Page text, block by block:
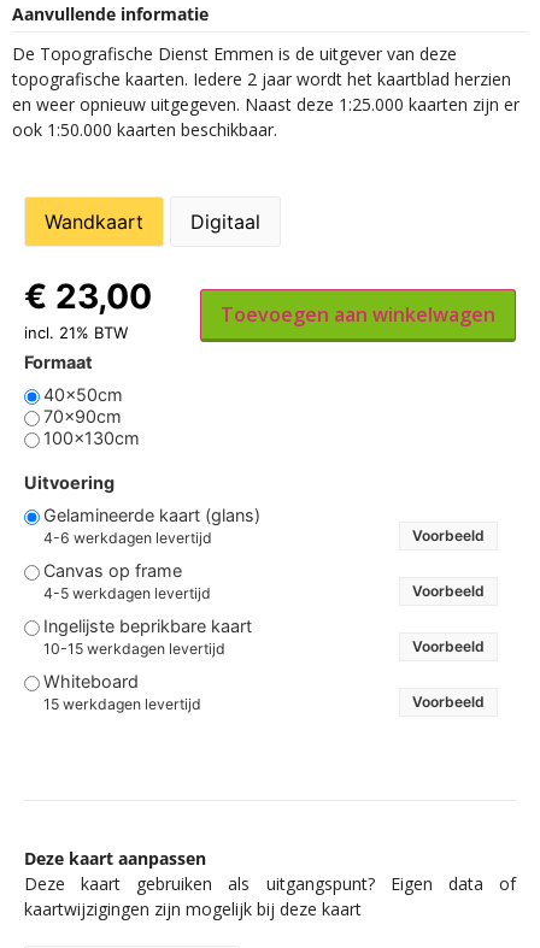
Aanvullende informatie
De Topografische Dienst Emmen is de uitgever van deze
topografische kaarten. Iedere 2 jaar wordt het kaartblad herzien
en weer opnieuw uitgegeven. Naast deze 1:25.000 kaarten zijn er
ook 1:50.000 kaarten beschikbaar.
Wandkaart Digitaal
Formaat
40x50cm
70x90cm
100x130cm
Uitvoering
Gelamineerde kaart (glans)
4-6 werkdagen levertijd Voorbeeld
Canvas op frame
4-5 werkdagen levertijd Voorbeeld
Ingelijste beprikbare kaart
10-15 werkdagen levertijd Voorbeeld
Whiteboard
15 werkdagen levertijd Voorbeeld
€ 23,00
incl. 21% BTW
Toevoegen aan winkelwagen
Deze kaart aanpassen
Deze kaart gebruiken als uitgangspunt? Eigen data of
kaartwijzigingen zijn mogelijk bij deze kaart